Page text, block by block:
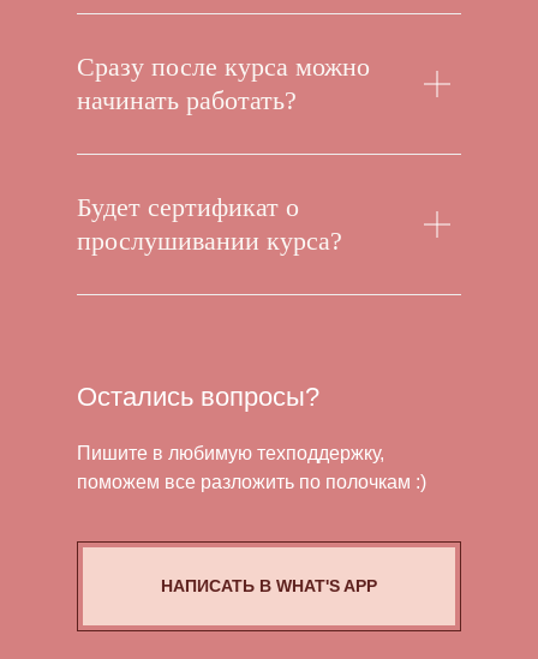
Сразу после курса можно
начинать работать?
Будет сертификат о
прослушивании курса?
Пишите в любимую техподдержку,
поможем все разложить по полочкам :)
Остались вопросы?
НАПИСАТЬ В WHAT'S APP